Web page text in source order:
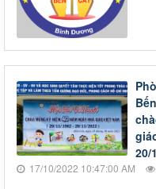
20/
17/10/2022 10:47:00 AM